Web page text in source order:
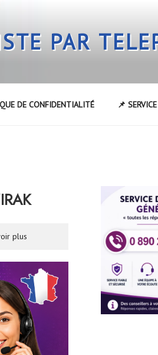
PAR
DE CONFIDENTIALITÉ 📌
plus